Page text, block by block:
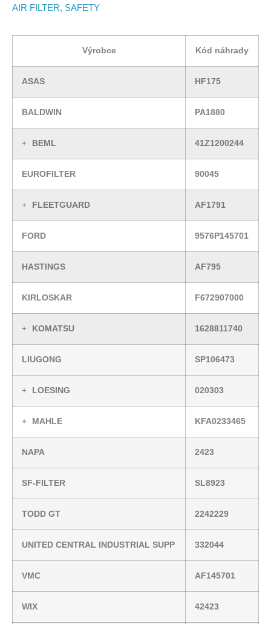
AIR FILTER, SAFETY
Výrobce Kód náhrady
ASAS HF175
BALDWIN PA1880
BEML 41Z1200244
EUROFILTER 90045
FLEETGUARD AF1791
FORD 9576P145701
HASTINGS AF795
KIRLOSKAR F672907000
KOMATSU 1628811740
LIUGONG SP106473
LOESING 020303
MAHLE KFA0233465
NAPA 2423
SF-FILTER SL8923
TODD GT 2242229
UNITED CENTRAL INDUSTRIAL SUPP 332044
VMC AF145701
WIX 42423